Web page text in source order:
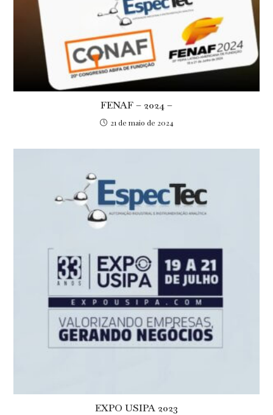
FENAF – 2024 –
21 de maio de 2024
EXPO USIPA 2023